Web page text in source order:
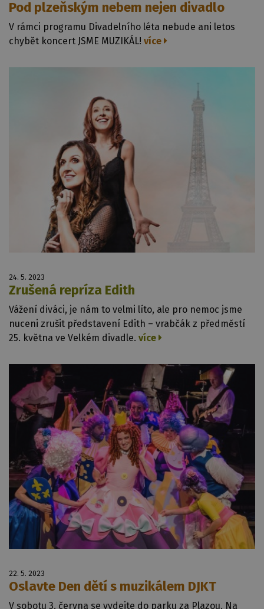
Pod plzeňským nebem nejen divadlo
V rámci programu Divadelního léta nebude ani letos
chybět koncert JSME MUZIKÁL! více
24. 5. 2023
Zrušená repríza Edith
Vážení diváci, je nám to velmi líto, ale pro nemoc jsme
nuceni zrušit představení Edith – vrabčák z předměstí
25. května ve Velkém divadle. více
22. 5. 2023
Oslavte Den dětí s muzikálem DJKT
V sobotu 3. června se vydejte do parku za Plazou. Na